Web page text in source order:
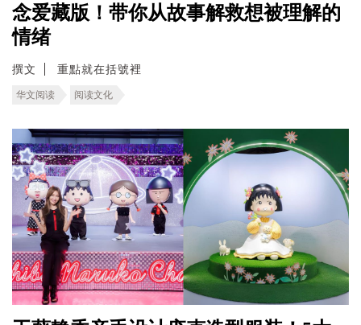
念爱藏版！带你从故事解救想被理解的
情绪
撰文 重點就在括號裡
华文阅读 阅读文化